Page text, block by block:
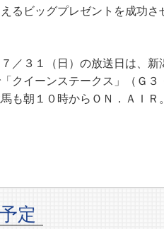
るビッグプレゼントを成功
／３１（日）の放送日は、
クイーンステークス」（Ｇ
も朝１０時からＯＮ．ＡＩ
定